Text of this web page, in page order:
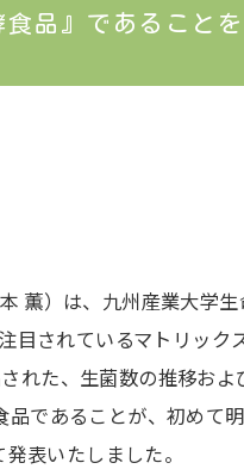
食品』であること
薫）は、九州産業大学
目されているマトリック
れた、生菌数の推移お
であることが、初めて
表いたしました。